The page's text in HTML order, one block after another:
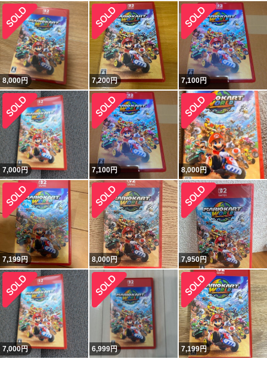
8,000円 7,200円 7,100円
7,000円 7,100円 8,000円
7,199円 8,000円 7,950円
7,000円 6,999円 7,199円